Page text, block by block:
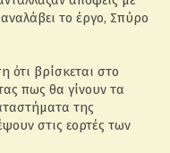
το έργο, Σπύρο
βρίσκεται στο
πως θα γίνουν τα
της
στις εορτές των